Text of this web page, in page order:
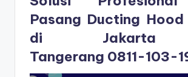
Pasang Ducting
di Jakarta
Tangerang 0811-103-